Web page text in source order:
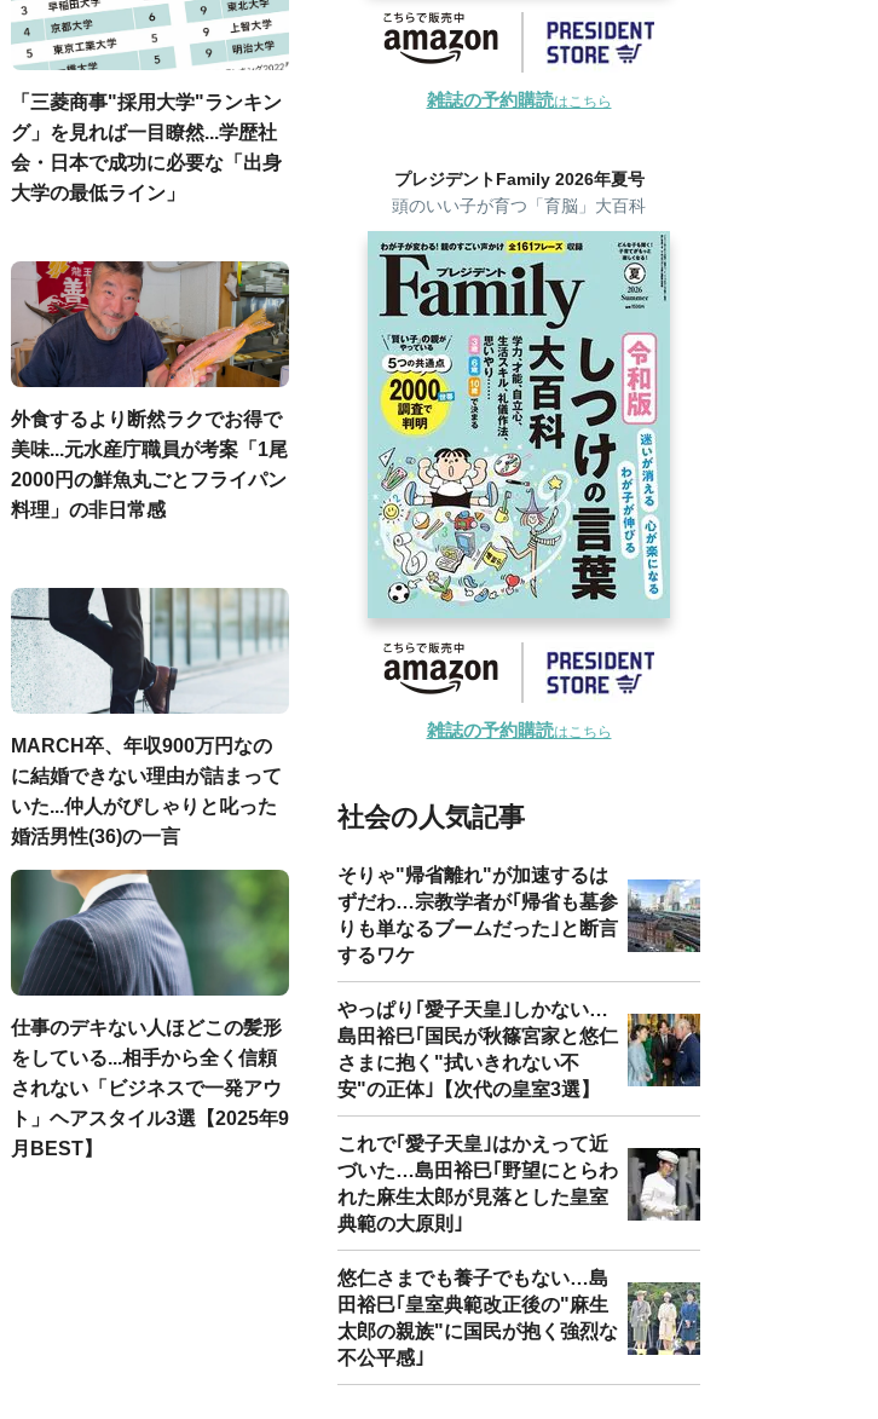
「三菱商事"採用大学"ランキン
グ」を見れば一目瞭然...学歴社
会・日本で成功に必要な「出身
大学の最低ライン」
外食するより断然ラクでお得で
美味...元水産庁職員が考案「1尾
2000円の鮮魚丸ごとフライパン
料理」の非日常感
MARCH卒、年収900万円なの
に結婚できない理由が詰まって
いた...仲人がぴしゃりと叱った
婚活男性(36)の一言
仕事のデキない人ほどこの髪形
をしている...相手から全く信頼
されない「ビジネスで一発アウ
ト」ヘアスタイル3選【2025年9
月BEST】
雑誌の予約購読はこちら
プレジデントFamily 2026年夏号
頭のいい子が育つ「育脳」大百科
雑誌の予約購読はこちら
社会の人気記事
そりゃ"帰省離れ"が加速するは
ずだわ…宗教学者が｢帰省も墓参
りも単なるブームだった｣と断言
するワケ
やっぱり｢愛子天皇｣しかない…
島田裕巳｢国民が秋篠宮家と悠仁
さまに抱く"拭いきれない不
安"の正体｣【次代の皇室3選】
これで｢愛子天皇｣はかえって近
づいた…島田裕巳｢野望にとらわ
れた麻生太郎が見落とした皇室
典範の大原則｣
悠仁さまでも養子でもない…島
田裕巳｢皇室典範改正後の"麻生
太郎の親族"に国民が抱く強烈な
不公平感｣